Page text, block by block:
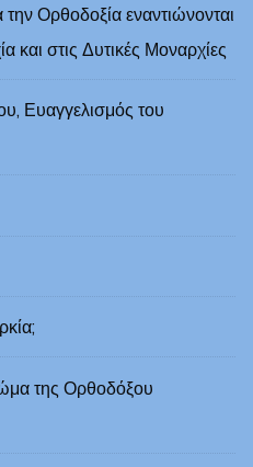
Ορθοδοξία εναντιώνονται
στις Δυτικές Μοναρχίες
Ευαγγελισμός του
της Ορθοδόξου